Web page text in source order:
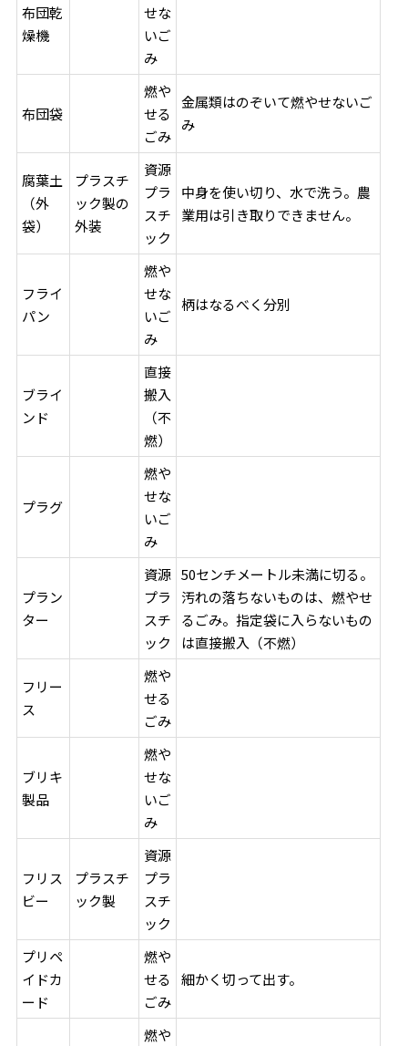
布団乾
燥機
せな
いご
み
布団袋
燃や
せる
ごみ
金属類はのぞいて燃やせないご
み
腐葉土
（外
袋）
プラスチ
ック製の
外装
資源
プラ
スチ
ック
中身を使い切り、水で洗う。農
業用は引き取りできません。
フライ
パン
燃や
せな
いご
み
柄はなるべく分別
ブライ
ンド
直接
搬入
（不
燃）
プラグ
燃や
せな
いご
み
プラン
ター
資源
プラ
スチ
ック
50センチメートル未満に切る。
汚れの落ちないものは、燃やせ
るごみ。指定袋に入らないもの
は直接搬入（不燃）
フリー
ス
燃や
せる
ごみ
ブリキ
製品
燃や
せな
いご
み
フリス
ビー
プラスチ
ック製
資源
プラ
スチ
ック
プリペ
イドカ
ード
燃や
せる
ごみ
細かく切って出す。
燃や